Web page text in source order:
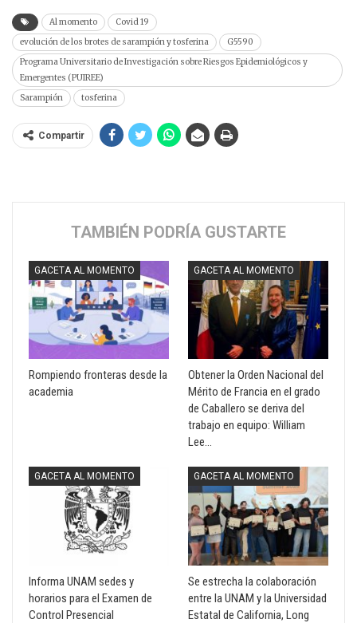
Al momento
Covid 19
evolución de los brotes de sarampión y tosferina
G5590
Programa Universitario de Investigación sobre Riesgos Epidemiológicos y
Emergentes (PUIREE)
Sarampión
tosferina
Compartir
TAMBIÉN PODRÍA GUSTARTE
GACETA AL MOMENTO
Rompiendo fronteras desde la
academia
GACETA AL MOMENTO
Obtener la Orden Nacional del
Mérito de Francia en el grado
de Caballero se deriva del
trabajo en equipo: William
Lee…
GACETA AL MOMENTO
Informa UNAM sedes y
horarios para el Examen de
Control Presencial
GACETA AL MOMENTO
Se estrecha la colaboración
entre la UNAM y la Universidad
Estatal de California, Long